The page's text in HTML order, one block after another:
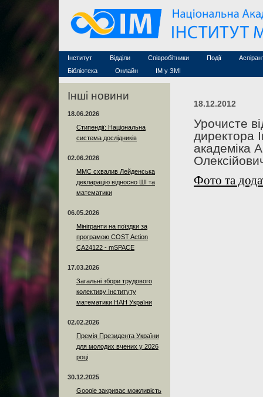
Інститут
Конкурси на посади
Науково-організаційна робота
Відділи Співробітники
Асоційовані дослідники
Технічний персонал
Події
Конференції
Курси з
Бібліотека
MathSciNet
Публікації
Онлайн
ІМ у ЗМІ
Інші новини
18.06.2026
Стипендії: Національна
система дослідників
02.06.2026
ММС схвалив Лейденська
декларацію відносно ШІ та
математики
06.05.2026
Мінігранти на поїздки за
програмою COST Action
CA24122 - mSPACE
17.03.2026
Загальні збори трудового
колективу Інституту
математики НАН України
02.02.2026
Премія Президента України
для молодих вчених у 2026
році
30.12.2025
Google закриває можливість
18.12.2012
Урочисте
директора
академіка
Фото та